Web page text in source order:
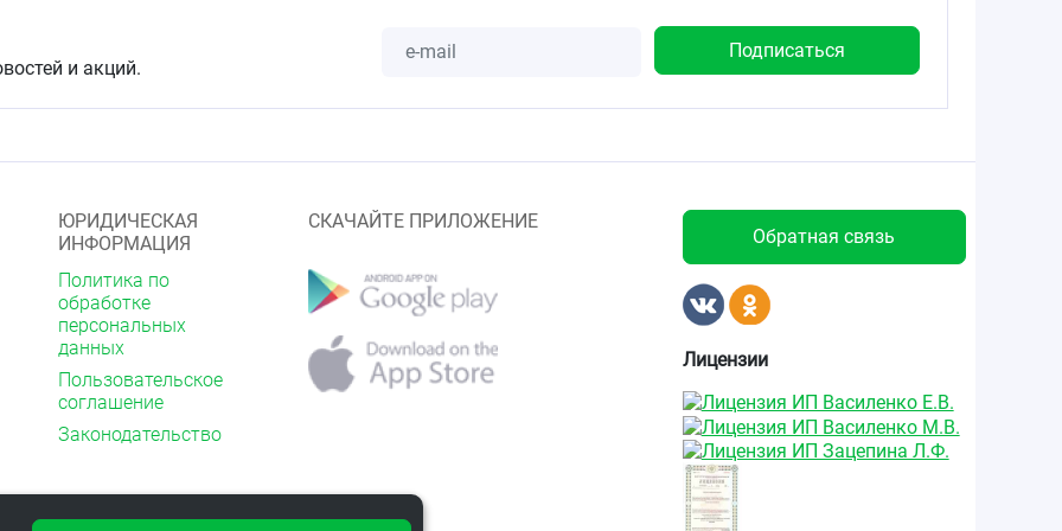
средством.
проконсультироваться с врачом.
и акций.
ЮРИДИЧЕСКАЯ
ИНФОРМАЦИЯ
Политика по
обработке
персональных
данных
Пользовательское
соглашение
Законодательство
СКАЧАЙТЕ ПРИЛОЖЕНИЕ
Обратная связь
Лицензии